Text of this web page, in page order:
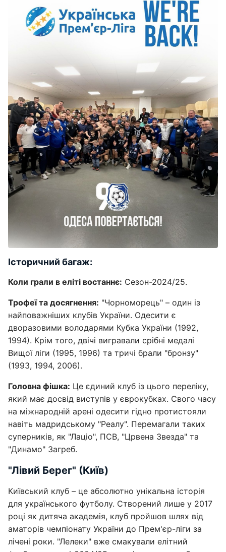
Історичний багаж:
Коли грали в еліті востаннє: Сезон-2024/25.
Трофеї та досягнення: "Чорноморець" – один із
найповажніших клубів України. Одесити є
дворазовими володарями Кубка України (1992,
1994). Крім того, двічі вигравали срібні медалі
Вищої ліги (1995, 1996) та тричі брали "бронзу"
(1993, 1994, 2006).
Головна фішка: Це єдиний клуб із цього переліку,
який має досвід виступів у єврокубках. Свого часу
на міжнародній арені одесити гідно протистояли
навіть мадридському "Реалу". Перемагали таких
суперників, як "Лаціо", ПСВ, "Црвена Звезда" та
"Динамо" Загреб.
"Лівий Берег" (Київ)
Київський клуб – це абсолютно унікальна історія
для українського футболу. Створений лише у 2017
році як дитяча академія, клуб пройшов шлях від
аматорів чемпіонату України до Прем'єр-ліги за
лічені роки. "Лелеки" вже смакували елітний